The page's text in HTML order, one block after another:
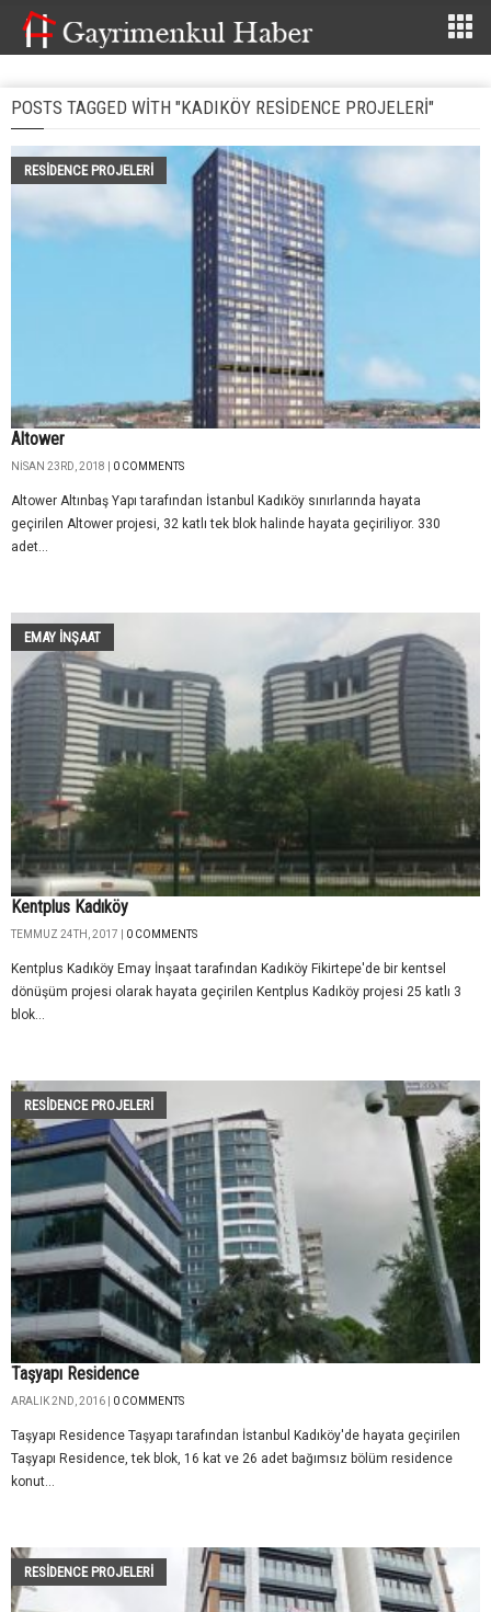
POSTS TAGGED WITH "KADIKÖY RESIDENCE PROJELERI"
RESIDENCE PROJELERI
Altower
NISAN 23RD, 2018 | 0 COMMENTS
Altower Altınbaş Yapı tarafından İstanbul Kadıköy sınırlarında hayata
geçirilen Altower projesi, 32 katlı tek blok halinde hayata geçiriliyor. 330
adet...
EMAY İNŞAAT
Kentplus Kadıköy
TEMMUZ 24TH, 2017 | 0 COMMENTS
Kentplus Kadıköy Emay İnşaat tarafından Kadıköy Fikirtepe'de bir kentsel
dönüşüm projesi olarak hayata geçirilen Kentplus Kadıköy projesi 25 katlı 3
blok...
RESIDENCE PROJELERI
Taşyapı Residence
ARALIK 2ND, 2016 | 0 COMMENTS
Taşyapı Residence Taşyapı tarafından İstanbul Kadıköy'de hayata geçirilen
Taşyapı Residence, tek blok, 16 kat ve 26 adet bağımsız bölüm residence
konut...
RESIDENCE PROJELERI